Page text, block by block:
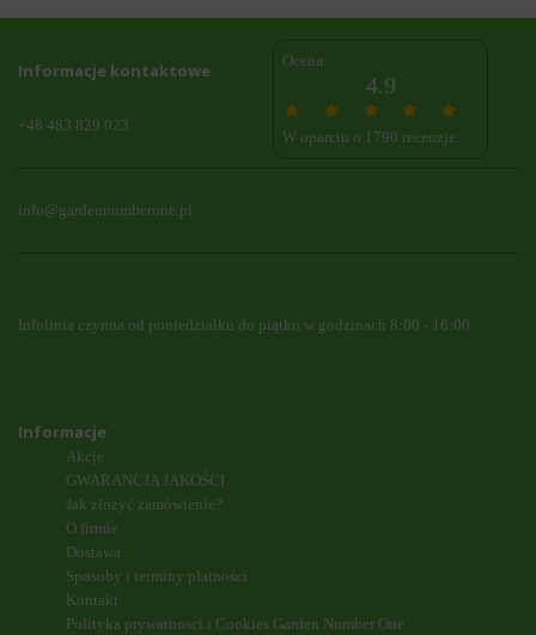
Informacje kontaktowe
+48 483 829 023
Ocena:
4.9
W oparciu o 1790 recenzje
info@gardennumberone.pl
Infolinia czynna od poniedziałku do piątku w godzinach 8:00 - 16:00
Informacje
Akcje
GWARANCJA JAKOŚCI
Jak złożyć zamówienie?
O firmie
Dostawa
Sposoby i terminy płatności
Kontakt
Polityka prywatnosci i Cookies Garden Number One